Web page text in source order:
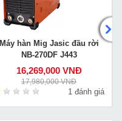
Máy hàn Mig Jasic đầu rời
NB-270DF J443
16,269,000 VNĐ
17,980,000 VNĐ
1 đánh giá